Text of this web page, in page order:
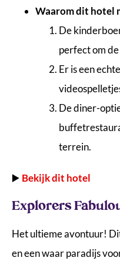
Waarom dit hotel
De
perfect om
Er is een
De diner-
terrein.
▶️ Bekijk dit hotel
Explorers
Het ultieme avontuur!
en een waar paradijs